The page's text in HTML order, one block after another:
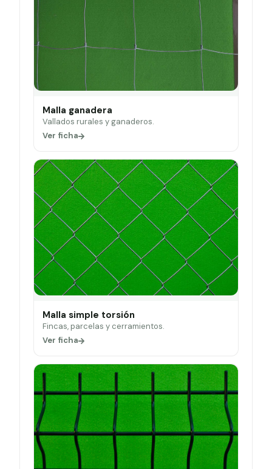
Malla ganadera
Vallados rurales y ganaderos.
Ver ficha
Malla simple torsión
Fincas, parcelas y cerramientos.
Ver ficha